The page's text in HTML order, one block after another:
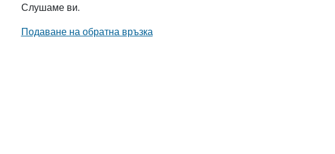
Слушаме ви.
Подаване на обратна връзка